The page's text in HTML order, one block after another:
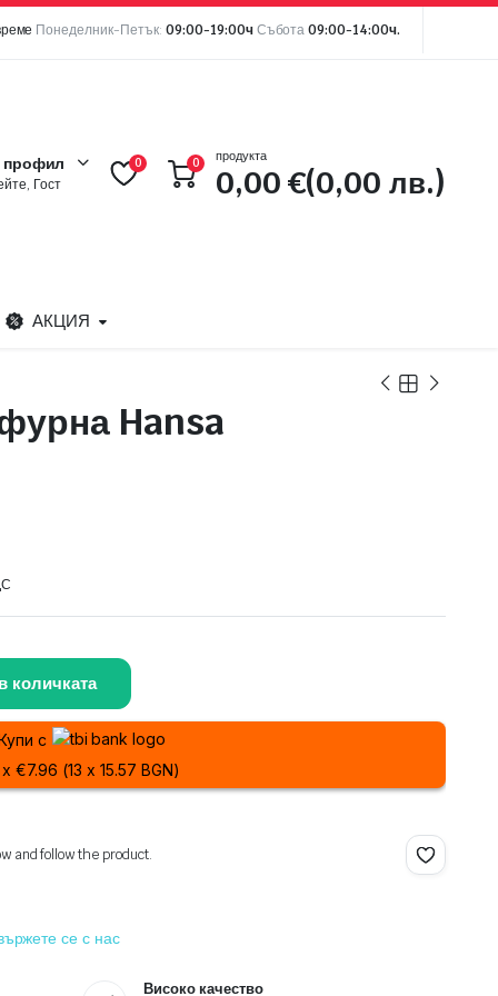
Понеделник-Петък: 09:00-19:00ч Събота 09:00-14:00ч.
Гост
0 0 продукта
0,00€(0,00 лв.)
АКЦИЯ
Hansa
количката
с
x €7.96 (13 x 15.57 BGN)
and follow the product.
се с нас
Високо качество